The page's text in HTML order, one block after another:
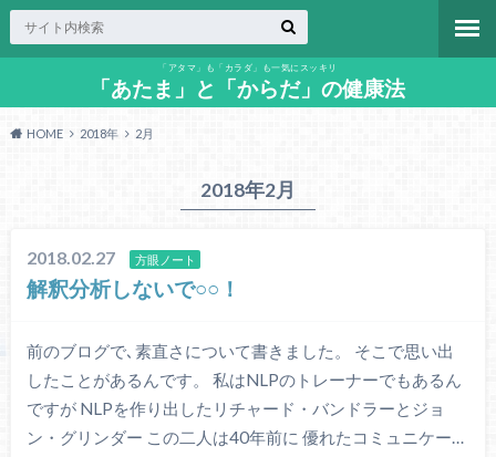
「アタマ」も「カラダ」も一気にスッキリ
「あたま」と「からだ」の健康法
HOME 2018年 2月
2018年2月
2018.02.27 方眼ノート
解釈分析しないで○○！
前のブログで､素直さについて書きました。 そこで思い出
したことがあるんです。 私はNLPのトレーナーでもあるん
ですが NLPを作り出したリチャード・バンドラーとジョ
ン・グリンダー この二人は40年前に 優れたコミュニケー…